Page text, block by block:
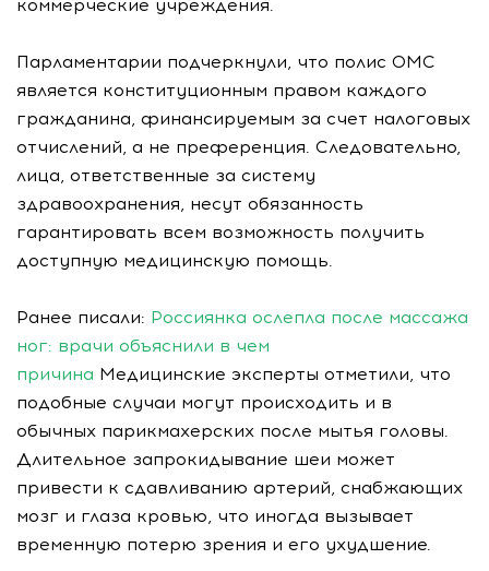
коммерческие учреждения.
Парламентарии подчеркнули, что полис ОМС
является конституционным правом каждого
гражданина, финансируемым за счет налоговых
отчислений, а не преференция. Следовательно,
лица, ответственные за систему
здравоохранения, несут обязанность
гарантировать всем возможность получить
доступную медицинскую помощь.
Ранее писали: Россиянка ослепла после массажа
ног: врачи объяснили в чем
причина Медицинские эксперты отметили, что
подобные случаи могут происходить и в
обычных парикмахерских после мытья головы.
Длительное запрокидывание шеи может
привести к сдавливанию артерий, снабжающих
мозг и глаза кровью, что иногда вызывает
временную потерю зрения и его ухудшение.